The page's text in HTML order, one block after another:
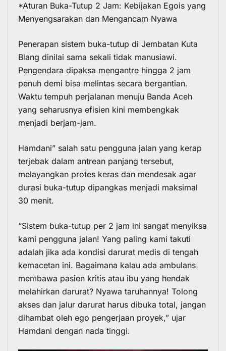
*Aturan Buka-Tutup 2 Jam: Kebijakan Egois yang
Menyengsarakan dan Mengancam Nyawa
Penerapan sistem buka-tutup di Jembatan Kuta
Blang dinilai sama sekali tidak manusiawi.
Pengendara dipaksa mengantre hingga 2 jam
penuh demi bisa melintas secara bergantian.
Waktu tempuh perjalanan menuju Banda Aceh
yang seharusnya efisien kini membengkak
menjadi berjam-jam.
Hamdani” salah satu pengguna jalan yang kerap
terjebak dalam antrean panjang tersebut,
melayangkan protes keras dan mendesak agar
durasi buka-tutup dipangkas menjadi maksimal
30 menit.
“Sistem buka-tutup per 2 jam ini sangat menyiksa
kami pengguna jalan! Yang paling kami takuti
adalah jika ada kondisi darurat medis di tengah
kemacetan ini. Bagaimana kalau ada ambulans
membawa pasien kritis atau ibu yang hendak
melahirkan darurat? Nyawa taruhannya! Tolong
akses dan jalur darurat harus dibuka total, jangan
dihambat oleh ego pengerjaan proyek,” ujar
Hamdani dengan nada tinggi.